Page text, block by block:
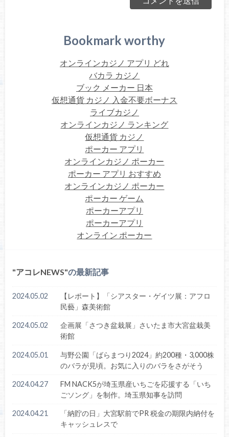
Bookmark worthy
オンラインカジノ アプリ どれ
バカラ カジノ
ブック メーカー 日本
仮想通貨 カジノ 入金不要ボーナス
ライブカジノ
オンラインカジノ ランキング
仮想通貨 カジノ
ポーカー アプリ
オンラインカジノ ポーカー
ポーカー アプリ おすすめ
オンラインカジノ ポーカー
ポーカー ゲーム
ポーカーアプリ
ポーカーアプリ
オンライン ポーカー
アコレNEWS の最新記事
2024.05.02
【レポート】「シアスター・ゲイツ展：アフロ
民藝」森美術館
2024.05.02
企画展「さつき盆栽展」さいたま市大宮盆栽美
術館
2024.05.01
与野公園「ばらまつり2024」約200種・3,000株
のバラが見頃。お気に入りのバラをさがそう
2024.04.27
FM NACK5が埼玉県産いちごを応援する「いち
ごソング」を制作。埼玉県知事を訪問
2024.04.21
「納貯の日」大宮駅前でPR 税金の期限内納付を
キャッシュレスで